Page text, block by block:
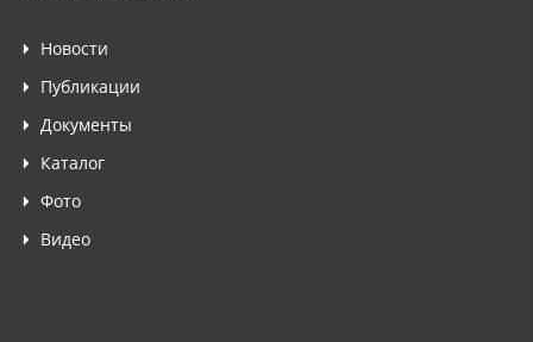
Новости
Публикации
Документы
Каталог
Фото
Видео